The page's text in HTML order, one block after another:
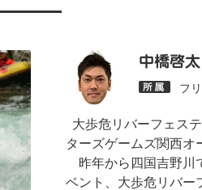
中橋啓太
フ
大歩危リバーフェス
ターズゲームズ関西オ
昨年から四国吉野川
ベント、大歩危リバー